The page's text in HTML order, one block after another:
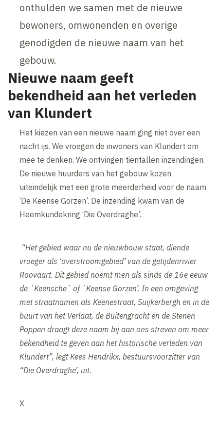
onthulden we samen met de nieuwe
bewoners, omwonenden en overige
genodigden de nieuwe naam van het
gebouw.
Nieuwe naam geeft
bekendheid aan het verleden
van Klundert
Het kiezen van een nieuwe naam ging niet over een
nacht ijs. We vroegen de inwoners van Klundert om
mee te denken. We ontvingen tientallen inzendingen.
De nieuwe huurders van het gebouw kozen
uiteindelijk met een grote meerderheid voor de naam
‘De Keense Gorzen’. De inzending kwam van de
Heemkundekring ‘Die Overdraghe’.
“Het gebied waar nu de nieuwbouw staat, diende
vroeger als ‘overstroomgebied’ van de getijdenrivier
Roovaart. Dit gebied noemt men als sinds de 16e eeuw
de ´Keensche´ of ´Keense Gorzen’. In een omgeving
met straatnamen als Keenestraat, Suijkerbergh en in de
buurt van het Verlaat, de Buitengracht en de Stenen
Poppen draagt deze naam bij aan ons streven om meer
bekendheid te geven aan het historische verleden van
Klundert”, legt Kees Hendrikx, bestuursvoorzitter van
“Die Overdraghe’, uit.
X